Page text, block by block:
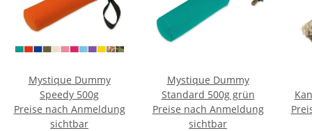
Mystique Dummy
Speedy 500g
Preise nach Anmeldung
sichtbar
Mystique Dummy
Standard 500g grün
Preise nach Anmeldung
sichtbar